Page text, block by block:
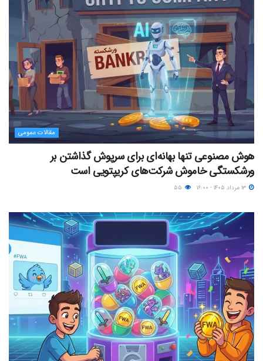
مقالات عمومی
هوش مصنوعی تنها بهانه‌ای برای سرپوش گذاشتن بر
ورشکستگی خاموش شرکت‌های کریپتویی است